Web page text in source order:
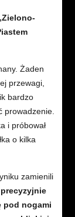
Żaden
przewagi,
bardzo
prowadzenie.
i próbował
o kilka
zamienili
pod nogami